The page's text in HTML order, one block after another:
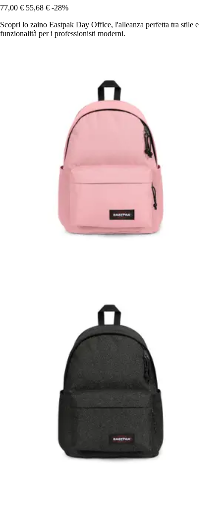
77,00 € 55,68 € -28%
Scopri lo zaino Eastpak Day Office, l'alleanza perfetta tra stile e
funzionalità per i professionisti moderni.